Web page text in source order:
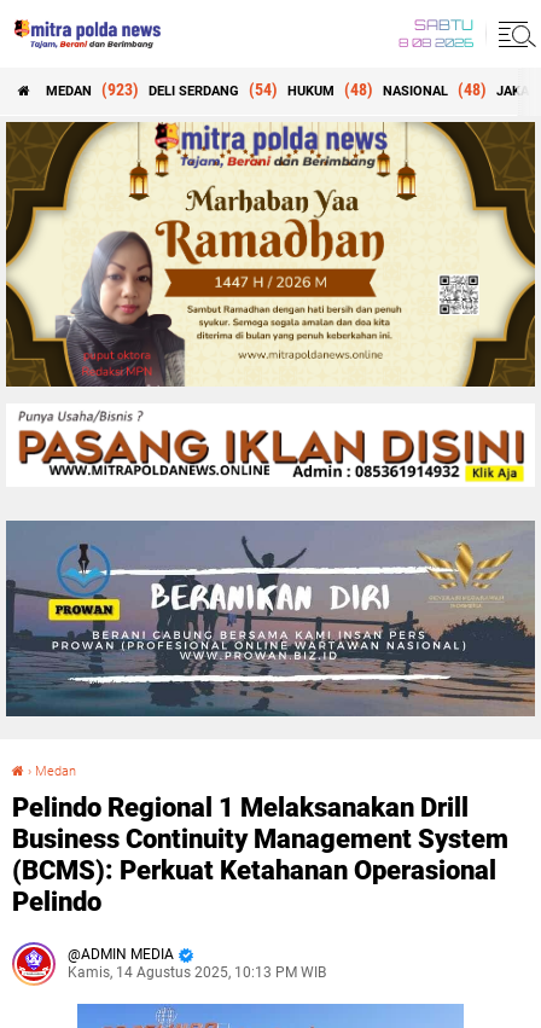
SABTU
8 08 2026
MEDAN (923) DELI SERDANG (54) HUKUM (48) NASIONAL (48)
› Medan
Pelindo Regional 1 Melaksanakan Drill
Business Continuity Management System
(BCMS): Perkuat Ketahanan Operasional
Pelindo
ADMIN MEDIA
Kamis, 14 Agustus 2025, 10:13 PM WIB